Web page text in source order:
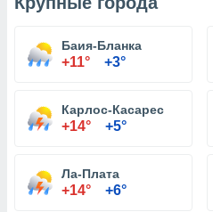
Баия-Бланка
+11° +3°
Карлос-Касарес
+14° +5°
Ла-Плата
+14° +6°